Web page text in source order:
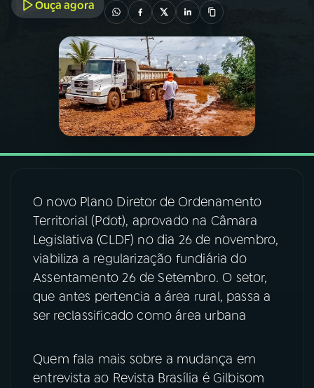
PROGRAMAÇÃO
PROGRAMAS
PODCASTS
07 ÚLTIMAS
08FESTIVAL DE MÚSICA
ACOMPANHE A RÁDIO NACIONAL
Instagram X
Ouça agora
O novo Plano Diretor de Ordenamento
Territorial (Pdot), aprovado na Câmara
Legislativa (CLDF) no dia 26 de novembro,
viabiliza a regularização fundiária do
Assentamento 26 de Setembro. O setor,
que antes pertencia a área rural, passa a
ser reclassificado como área urbana
Quem fala mais sobre a mudança em
entrevista ao Revista Brasília é Gilbisom